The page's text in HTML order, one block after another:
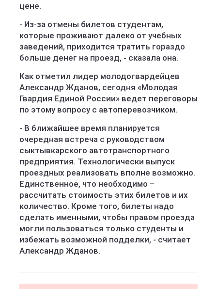
цене.
- Из-за отмены билетов студентам,
которые проживают далеко от учебных
заведений, приходится тратить гораздо
больше денег на проезд, - сказала она.
Как отметил лидер молодогвардейцев
Александр Жданов, сегодня «Молодая
Гвардия Единой России» ведет переговоры
по этому вопросу с автоперевозчиком.
- В ближайшее время планируется
очередная встреча с руководством
сыктывкарского автотранспортного
предприятия. Технологически выпуск
проездных реализовать вполне возможно.
Единственное, что необходимо –
рассчитать стоимость этих билетов и их
количество. Кроме того, билеты надо
сделать именными, чтобы правом проезда
могли пользоваться только студенты и
избежать возможной подделки, - считает
Александр Жданов.